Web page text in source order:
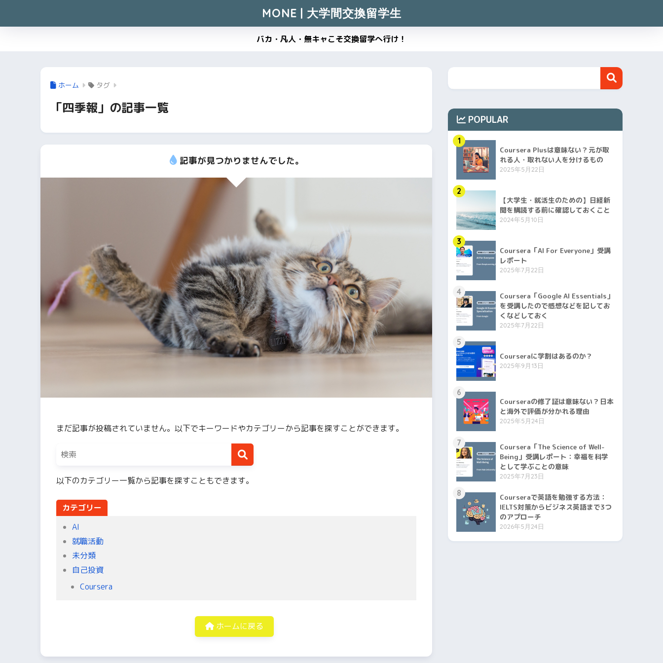
MONE | 大学間交換留学生
バカ・凡人・無キャこそ交換留学へ行け！
ホーム タグ
「四季報」の記事一覧
記事が見つかりませんでした。
まだ記事が投稿されていません。以下でキーワードやカテゴリーから記事を探すことができます。
以下のカテゴリー一覧から記事を探すこともできます。
カテゴリー
AI
就職活動
未分類
自己投資
Coursera
ホームに戻る
POPULAR
1
Coursera Plusは意味ない？元が取
れる人・取れない人を分けるもの
2025年5月22日
2
【大学生・就活生のための】日経新
聞を購読する前に確認しておくこと
2024年5月10日
3
Coursera「AI For Everyone」受講
レポート
2025年7月22日
4
Coursera「Google AI Essentials」
を受講したので感想などを記してお
くなどしておく
2025年7月22日
5
Courseraに学割はあるのか？
2025年9月13日
6
Courseraの修了証は意味ない？日本
と海外で評価が分かれる理由
2025年5月24日
7
Coursera「The Science of Well-
Being」受講レポート：幸福を科学
として学ぶことの意味
2025年7月23日
8
Courseraで英語を勉強する方法：
IELTS対策からビジネス英語まで3つ
のアプローチ
2026年5月24日